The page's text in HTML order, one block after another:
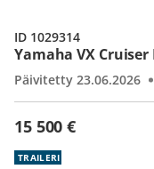
Yamaha VX Cruiser
15 500 €
Päivitetty 23.06.2026
ID 1029314
TRAILERI